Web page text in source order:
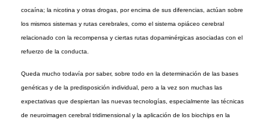
cocaína; la nicotina y otras drogas, por encima de sus diferencias, actúan sobre
los mismos sistemas y rutas cerebrales, como el sistema opiáceo cerebral
relacionado con la recompensa y ciertas rutas dopaminérgicas asociadas con el
refuerzo de la conducta.
Queda mucho todavía por saber, sobre todo en la determinación de las bases
genéticas y de la predisposición individual, pero a la vez son muchas las
expectativas que despiertan las nuevas tecnologías, especialmente las técnicas
de neuroimagen cerebral tridimensional y la aplicación de los biochips en la